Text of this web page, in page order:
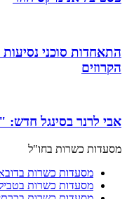
התאחדות סוכני
הקרוזים
אבי לרנר בסינגל חדש:
מסעדות כשרות בחו"ל
מסעדות כשרות
מסעדות כשרות